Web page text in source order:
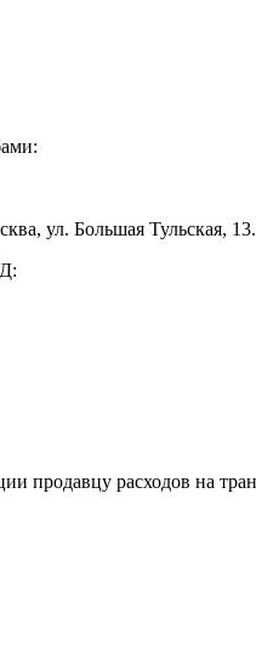
ул. Большая Тульская, 13.
продавцу расходов на